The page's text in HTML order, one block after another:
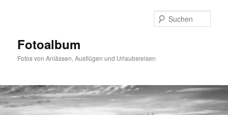
Fotoalbum
Fotos von Anlässen, Ausflügen und Urlaubsreisen